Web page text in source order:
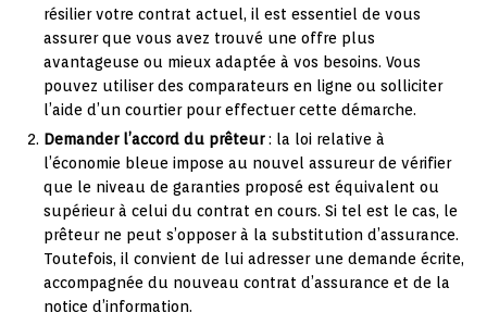
résilier votre contrat actuel, il est essentiel de vous
assurer que vous avez trouvé une offre plus
avantageuse ou mieux adaptée à vos besoins. Vous
pouvez utiliser des comparateurs en ligne ou solliciter
l’aide d’un courtier pour effectuer cette démarche.
Demander l’accord du prêteur: la loi relative à
l’économie bleue impose au nouvel assureur de vérifier
que le niveau de garanties proposé est équivalent ou
supérieur à celui du contrat en cours. Si tel est le cas, le
prêteur ne peut s’opposer à la substitution d’assurance.
Toutefois, il convient de lui adresser une demande écrite,
accompagnée du nouveau contrat d’assurance et de la
notice d’information.